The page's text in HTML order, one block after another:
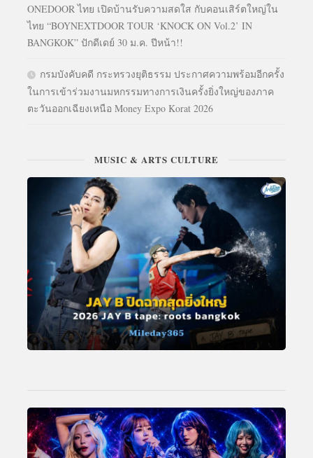
ONEDOOR ไทย เปิดบ้านรับความสดใส กับคอนเสิร์ตใหญ่ใน
ไทย “BOYNEXTDOOR TOUR ‘KNOCK ON Vol.2’ IN
BANGKOK” ปักดีเดย์ 30 ม.ค. ปีหน้า!!
กรมบังคับคดี กระทรวงยุติธรรม ประกาศความพร้อมอีกครั้ง
ในการเข้าร่วมงานมหกรรมทางการเงินครั้งยิ่งใหญ่ของภาค
ตะวันออกเฉียงเหนือ Money Expo Korat 2026
MUSIC & ARTS CULTURE